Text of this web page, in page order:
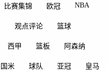
比赛集锦 欧冠 NBA
观点评论 篮球
西甲 篮板 阿森纳
国米 球队 亚冠 皇马